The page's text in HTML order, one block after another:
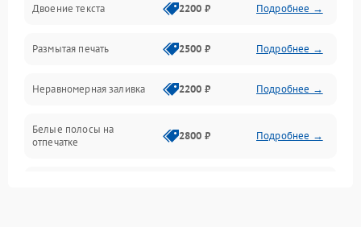
Подключение и интерфейсы
Панель управления и индикация
Режим работы
Питание и запуск
Двоение текста 2200 ₽ Подробнее →
Размытая печать 2500 ₽ Подробнее →
Неравномерная заливка 2200 ₽ Подробнее →
Белые полосы на
отпечатке
2800 ₽ Подробнее →